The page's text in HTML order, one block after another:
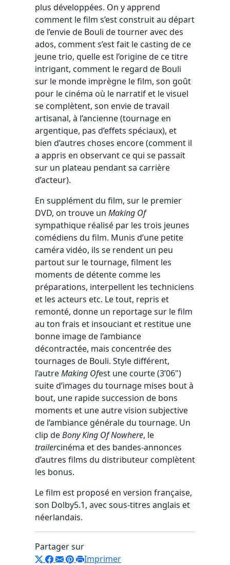
plus développées. On y apprend
comment le film s’est construit au départ
de l’envie de Bouli de tourner avec des
ados, comment s’est fait le casting de ce
jeune trio, quelle est l’origine de ce titre
intrigant, comment le regard de Bouli
sur le monde imprègne le film, son goût
pour le cinéma où le narratif et le visuel
se complètent, son envie de travail
artisanal, à l’ancienne (tournage en
argentique, pas d’effets spéciaux), et
bien d’autres choses encore (comment il
a appris en observant ce qui se passait
sur un plateau pendant sa carrière
d’acteur).
En supplément du film, sur le premier
DVD, on trouve un Making Of
sympathique réalisé par les trois jeunes
comédiens du film. Munis d’une petite
caméra vidéo, ils se rendent un peu
partout sur le tournage, filment les
moments de détente comme les
préparations, interpellent les techniciens
et les acteurs etc. Le tout, repris et
remonté, donne un reportage sur le film
au ton frais et insouciant et restitue une
bonne image de l’ambiance
décontractée, mais concentrée des
tournages de Bouli. Style différent,
l’autreMaking Ofest une courte (3’06")
suite d’images du tournage mises bout à
bout, une rapide succession de bons
moments et une autre vision subjective
de l’ambiance générale du tournage. Un
clip deBony King Of Nowhere, le
trailercinéma et des bandes-annonces
d’autres films du distributeur complètent
les bonus.
Le film est proposé en version française,
son Dolby5.1, avec sous-titres anglais et
néerlandais.
Partager sur
Imprimer